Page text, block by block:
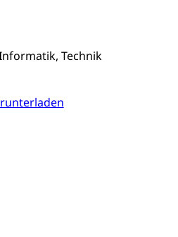
Technik
Tabakprävention,
Krankenversicherung,
Suchtkrankheit,